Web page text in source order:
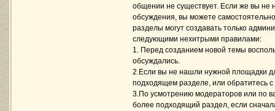
общении не существует. Если же вы
обсуждения, вы можете
разделы могут создавать только
следующими нехитрыми правилами:
1. Перед созданием новой темы
обсуждались.
2.Если вы не нашли нужной площадки
подходящем разделе, или обратитесь
3.По усмотрению модераторов или по
более подходящий раздел, если